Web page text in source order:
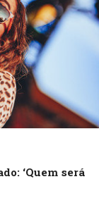
‘Quem será